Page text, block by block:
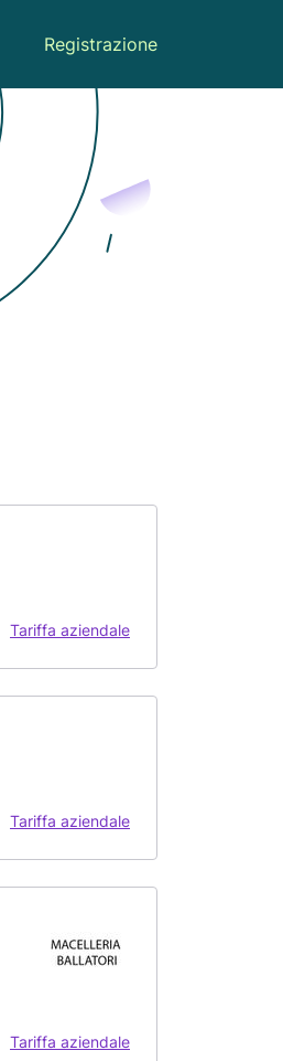
Registrazione
Tariffa aziendale
Tariffa aziendale
Tariffa aziendale